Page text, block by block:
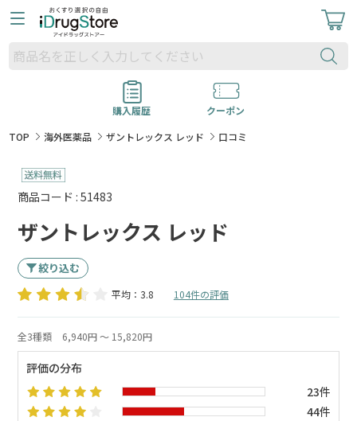
購入履歴
クーポン
TOP
海外医薬品 ザントレックス レッド 口コミ
商品コード : 51483
ザントレックス レッド
絞り込む
平均：3.8 104件の評価
全3種類 6,940円 ～ 15,820円
評価の分布
23件
44件